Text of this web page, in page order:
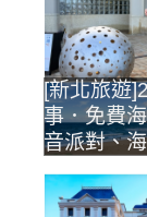
[新北旅遊
事．免費
音派對、